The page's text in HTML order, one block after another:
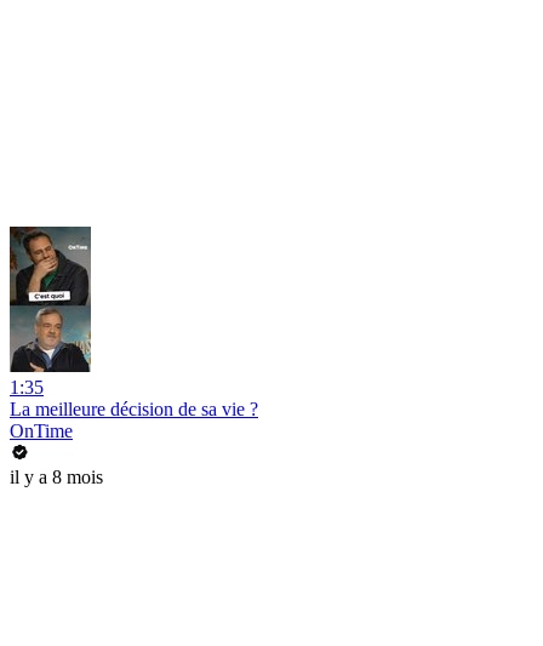
1:35
La meilleure décision de sa vie ?
OnTime
il y a 8 mois